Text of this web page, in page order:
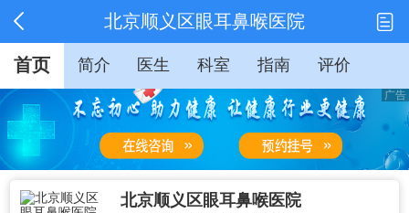
北京顺义区眼耳鼻喉医院
首页 简介 医生 科室 指南 评价
北京顺义区眼耳鼻喉医院